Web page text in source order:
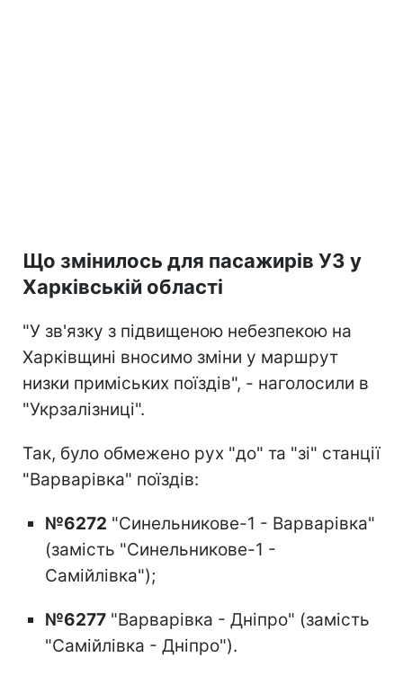
Що змінилось для пасажирів УЗ у
Харківській області
"У зв'язку з підвищеною небезпекою на
Харківщині вносимо зміни у маршрут
низки приміських поїздів", - наголосили в
"Укрзалізниці".
Так, було обмежено рух "до" та "зі" станції
"Варварівка" поїздів:
№6272 "Синельникове-1 - Варварівка"
(замість "Синельникове-1 -
Самійлівка");
№6277 "Варварівка - Дніпро" (замість
"Самійлівка - Дніпро").